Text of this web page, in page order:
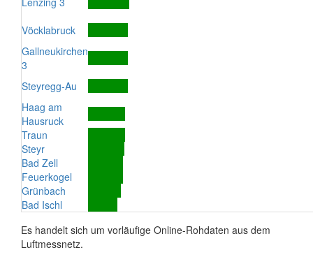
Vöcklabruck
Gallneukirchen
3
Steyregg-Au
Haag am
Hausruck
Traun
Steyr
Bad Zell
Feuerkogel
Grünbach
Bad Ischl
Es handelt sich um vorläufige Online-Rohdaten aus dem
Luftmessnetz.